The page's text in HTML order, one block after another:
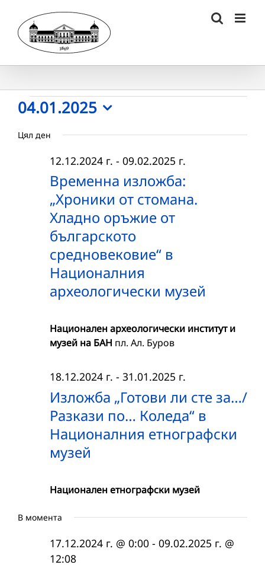
content
Събития
for
04.01.2025
04.01.2025
date.
Цял ден
Временна изложба:
„Хроники от стомана.
Хладно оръжие от
българското
средновековие“ в
Националния
археологически музей
12.12.2024 г. - 09.02.2025 г.
Национален археологически институт и
музей на БАН пл. Ал. Буров
Изложба „Готови ли сте за…/
Разкази по… Коледа“ в
Националния етнографски
музей
18.12.2024 г. - 31.01.2025 г.
Национален етнографски музей
В момента
17.12.2024 г. @ 0:00 - 09.02.2025 г. @
12:08